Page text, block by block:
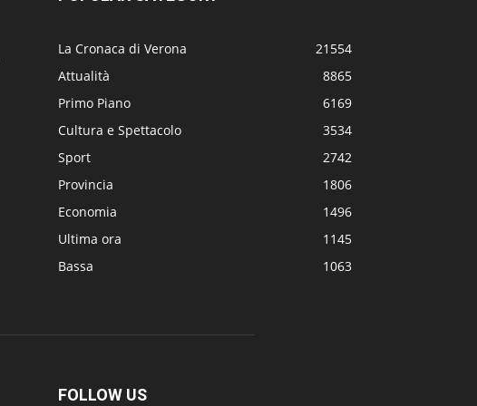
La Cronaca di Verona
21554
Attualità
8865
Primo Piano
6169
Cultura e Spettacolo
3534
Sport
2742
Provincia
1806
Economia
1496
Ultima ora
1145
Bassa
1063
FOLLOW US